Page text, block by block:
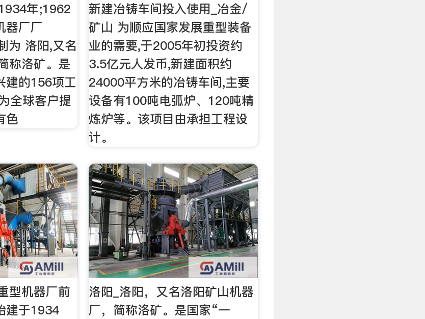
年;1962
器厂厂
为 洛阳,又名
称洛矿。是
建的156项工
全球客户提
色
新建冶铸车间投入使用_冶金/
矿山 为顺应国家发展重型装备
业的需要,于2005年初投资约
3.5亿元人发币,新建面积约
24000平方米的冶铸车间,主要
设备有100吨电弧炉、120吨精
炼炉等。该项目由承担工程设
计。
型机器厂前
建于1934
洛阳_洛阳，又名洛阳矿山机器
厂，简称洛矿。是国家“一